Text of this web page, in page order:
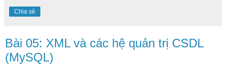
Chia sẻ
Bài 05: XML và các hệ quản trị CSDL
(MySQL)